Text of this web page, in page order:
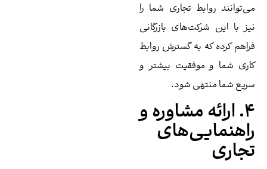
روابط تجاری شما را
با این شرکت‌های بازرگانی
کرده که به گسترش روابط
شما و موفقیت بیشتر و
شما منتهی شود.
۴. ارائه مشاوره و